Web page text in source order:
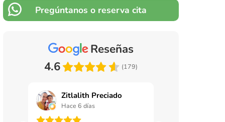
Pregúntanos o reserva cita
Reseñas
4.6
(179)
Zitlalith Preciado
Hace 6 días